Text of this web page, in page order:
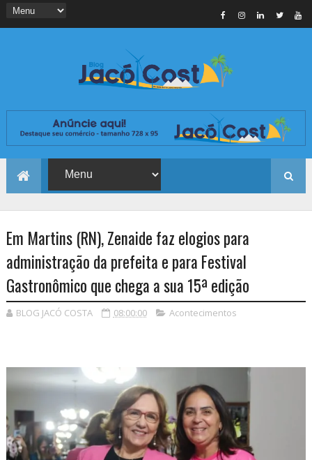
Em Martins (RN), Zenaide faz elogios para
administração da prefeita e para Festival
Gastronômico que chega a sua 15ª edição
BLOG JACÓ COSTA 08:00:00 Acontecimentos